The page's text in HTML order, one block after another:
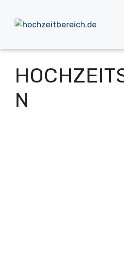
Inhalt
springen
N